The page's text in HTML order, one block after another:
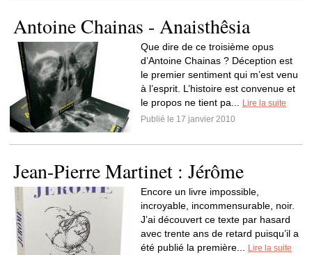
Antoine Chainas - Anaisthêsia
Que dire de ce troisième opus
d’Antoine Chainas ? Déception est
le premier sentiment qui m’est venu
à l’esprit. L’histoire est convenue et
le propos ne tient pa...
Lire la suite
Publié le 17 janvier 2010
Jean-Pierre Martinet : Jérôme
Encore un livre impossible,
incroyable, incommensurable, noir.
J’ai découvert ce texte par hasard
avec trente ans de retard puisqu’il a
été publié la première...
Lire la suite